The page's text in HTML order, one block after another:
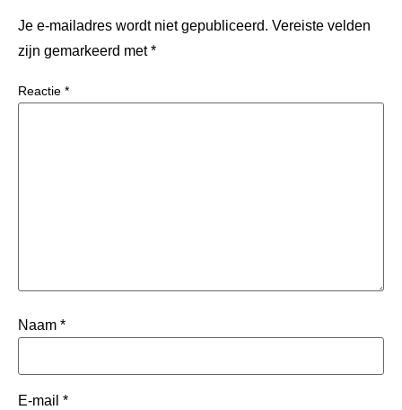
Je e-mailadres wordt niet gepubliceerd. Vereiste velden
zijn gemarkeerd met*
Reactie *
Naam *
E-mail *